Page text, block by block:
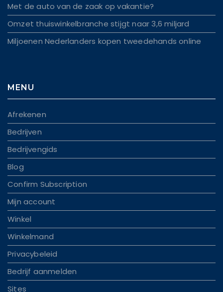
Met de auto van de zaak op vakantie?
Omzet thuiswinkelbranche stijgt naar 3,6 miljard
Miljoenen Nederlanders kopen tweedehands online
MENU
Afrekenen
Bedrijven
Bedrijvengids
Blog
Confirm Subscription
Mijn account
Winkel
Winkelmand
Privacybeleid
Bedrijf aanmelden
Sites